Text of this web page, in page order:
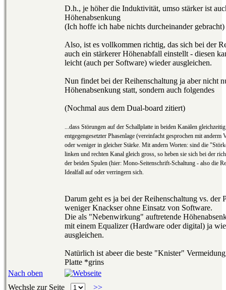
D.h., je höher die Induktivität, umso stärker ist
Höhenabsenkung
(Ich hoffe ich habe nichts durcheinander gebracht)
Also, ist es vollkommen richtig, das sich bei der
auch ein stärkerer Höhenabfall einstellt - diesen
leicht (auch per Software) wieder ausgleichen.
Nun findet bei der Reihenschaltung ja aber nicht
Höhenabsenkung statt, sondern auch folgendes
(Nochmal aus dem Dual-board zitiert)
...dass Störungen auf der Schallplatte in beiden Kanälen
entgegengesetzter Phasenlage (vereinfacht gesprochen mit anderm
oder weniger in gleicher Stärke. Mit andern Worten: sind die
linken und rechten Kanal gleich gross, so heben sie sich bei der
der beiden Spulen (hier: Mono-Seitenschrift-Schaltung - also die
Idealfall auf oder verringern sich.
Darum geht es ja bei der Reihenschaltung vs. der
weniger Knackser ohne Einsatz von Software.
Die als "Nebenwirkung" auftretende
mit einem Equalizer (Hardware oder digital) ja
ausgleichen.
Natürlich ist abeer die beste "Knister"
Platte *grins
Nach oben
Wechsle zur Seite
>>